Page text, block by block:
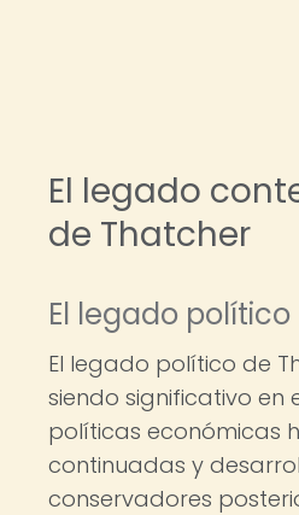
El legado
de Thatcher
El legado político
El legado político de
siendo significativo en
políticas económicas
continuadas y
conservadores